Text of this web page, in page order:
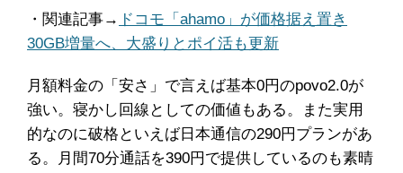
・関連記事→ ドコモ「ahamo」が価格据え置き
30GB増量へ、大盛りとポイ活も更新
月額料金の「安さ」で言えば基本0円のpovo2.0が
強い。寝かし回線としての価値もある。また実用
的なのに破格といえば日本通信の290円プランがあ
る。月間70分通話を390円で提供しているのも素晴